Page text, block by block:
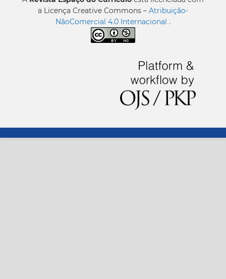
a Licença Creative Commons – Atribuição-
NãoComercial 4.0 Internacional .